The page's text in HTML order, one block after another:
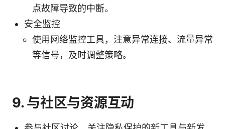
点故障导致的中断。
安全监控
使用网络监控工具，注意异常连接、流量异常
等信号，及时调整策略。
9. 与社区与资源互动